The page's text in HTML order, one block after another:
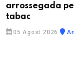
arrossegada
tabac
05 Agost 2026